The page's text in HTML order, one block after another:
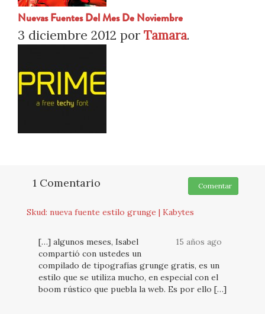
Nuevas Fuentes Del Mes De Noviembre
3 diciembre 2012 por Tamara.
1 Comentario Comentar
Skud: nueva fuente estilo grunge | Kabytes
15 años ago
[…] algunos meses, Isabel
compartió con ustedes un
compilado de tipografías grunge gratis, es un
estilo que se utiliza mucho, en especial con el
boom rústico que puebla la web. Es por ello […]